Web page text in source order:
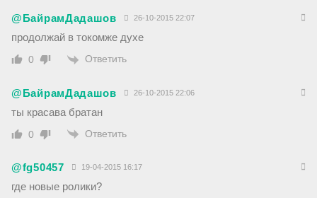
@БайрамДадашов 26-10-2015 22:07
продолжай в токомже духе
0 Ответить
@БайрамДадашов 26-10-2015 22:06
ты красава братан
0 Ответить
@fg50457 19-04-2015 16:17
где новые ролики?